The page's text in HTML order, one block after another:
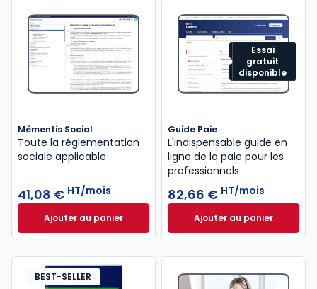
Mémentis Social
Toute la réglementation
sociale applicable
41,08 € HT/mois
Ajouter au panierMémentis Social à 41,08 €HT/mois
Essai
gratuit
disponible
Guide Paie
L'indispensable guide en
ligne de la paie pour les
professionnels
82,66 € HT/mois
Ajouter au panier
Guide Paie à
BEST-SELLER